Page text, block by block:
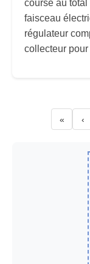
course au
faisceau
régulateur
collecteur pour
« ‹